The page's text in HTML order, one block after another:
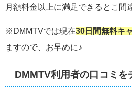
月額料金以上に満足できるとこ間
※DMMTVでは現在30日間無料キ
ますので、お早めに♪
DMMTV利用者の口コミを